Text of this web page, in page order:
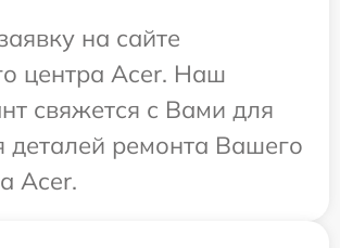
на сайте
центра Acer. Наш
свяжется с Вами для
деталей ремонта Вашего
Acer.